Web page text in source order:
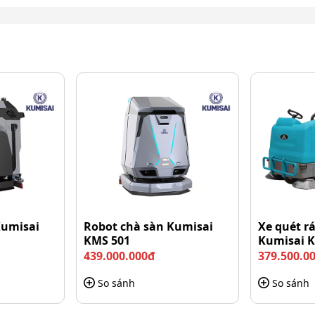
Robot chà sàn Kumisai
KMS 501
439.000.000đ
So sánh
Xe quét
Kumisai
So sánh